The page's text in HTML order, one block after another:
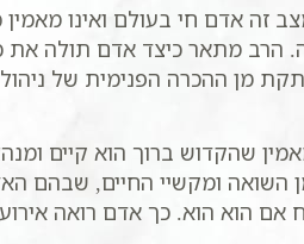
אדם חי בעולם ואינו מאמין
מתאר כיצד אדם תולה את כל
מן ההכרה הפנימית של
שהקדוש ברוך הוא קיים
ומקשיי החיים, שבהם
הוא הוא. כך אדם רואה